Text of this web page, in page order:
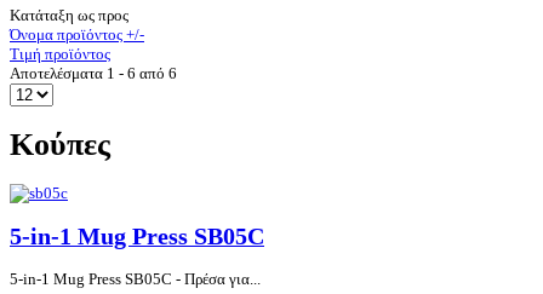
Κατάταξη ως προς
Όνομα προϊόντος +/-
Τιμή προϊόντος
Αποτελέσματα 1 - 6 από 6
Κούπες
5-in-1 Mug Press SB05C
5-in-1 Mug Press SB05C - Πρέσα για...